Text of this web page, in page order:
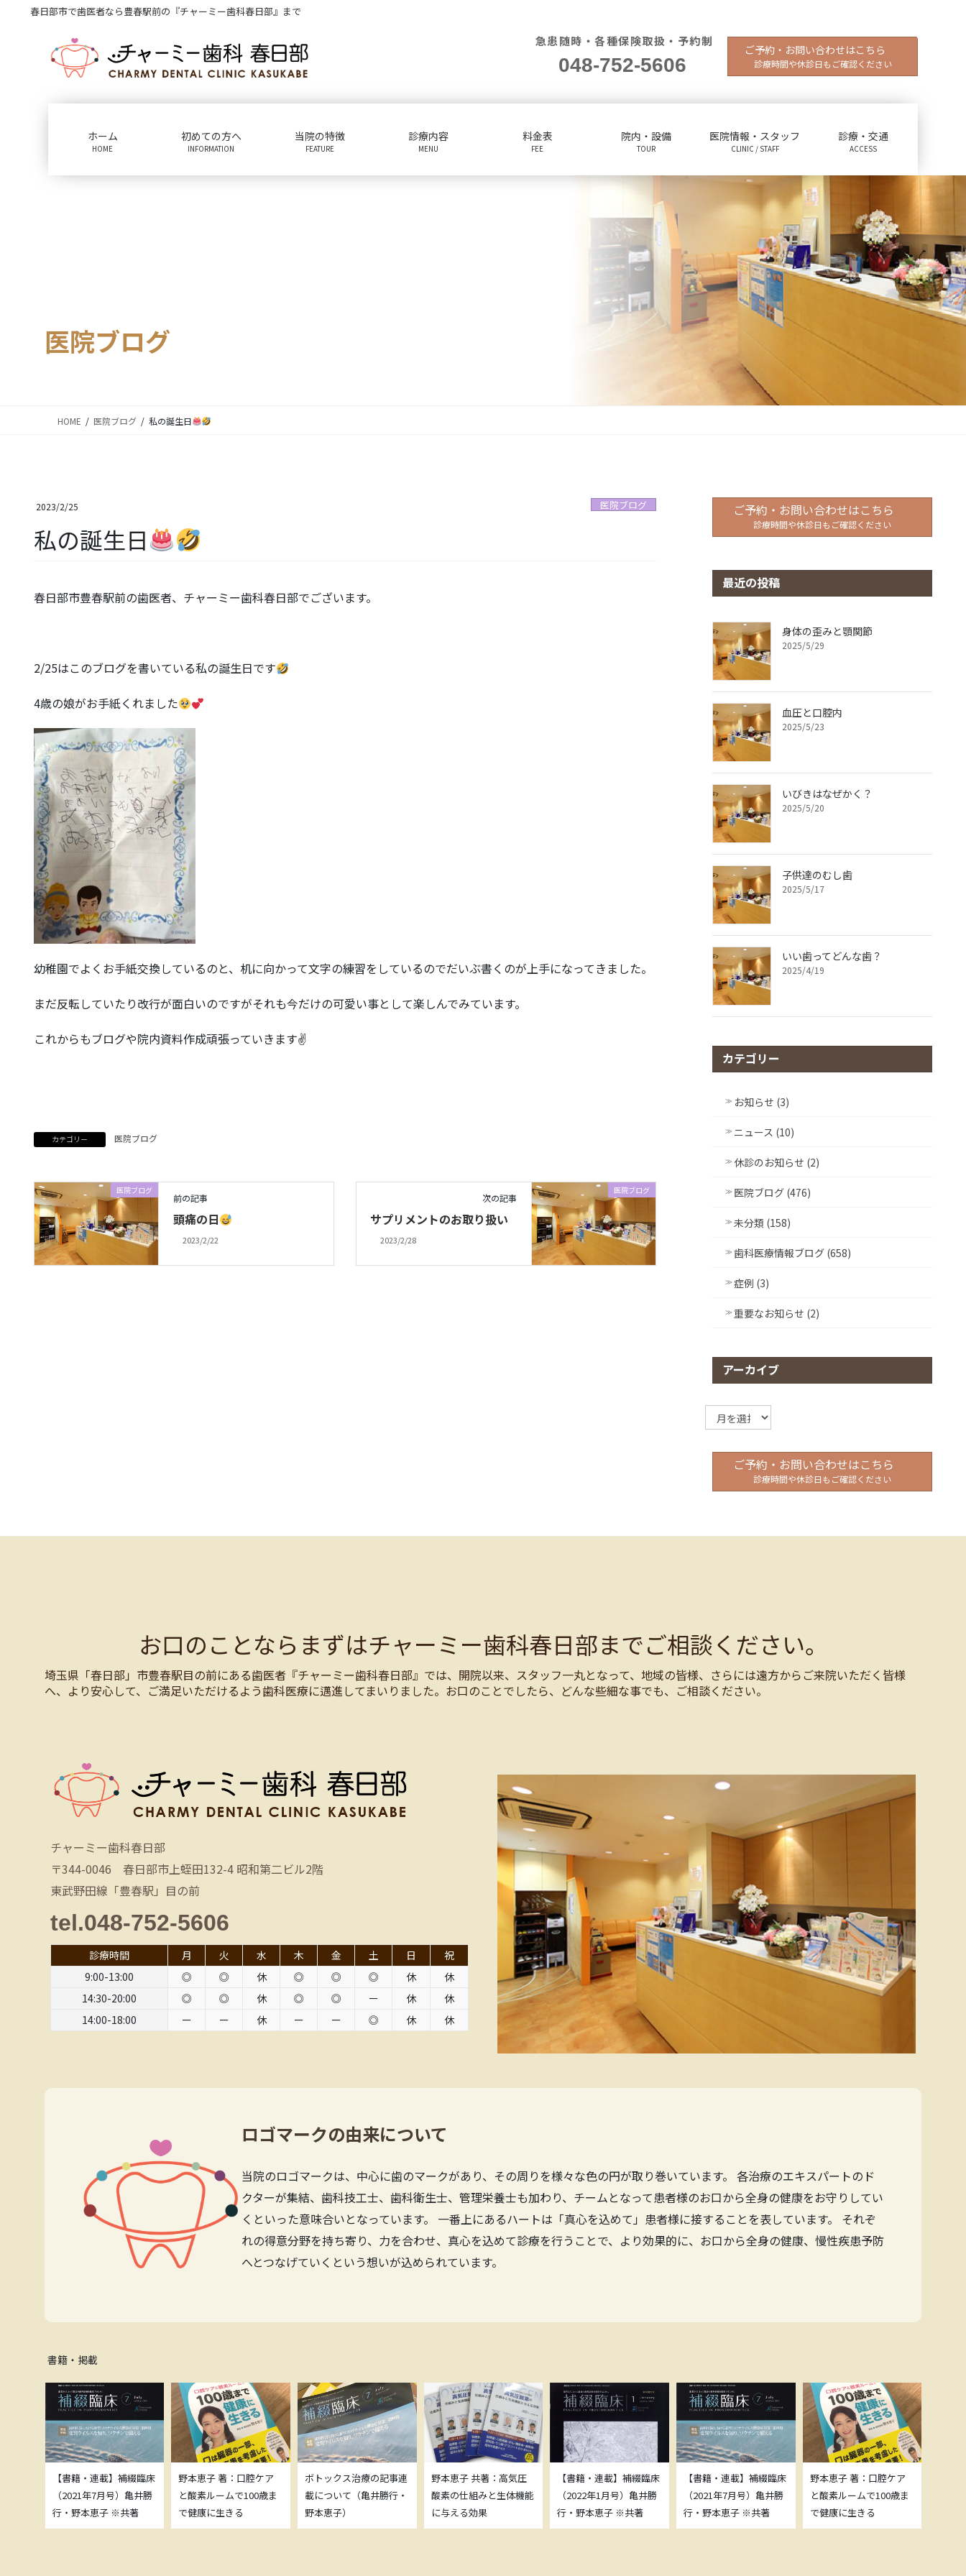
春日部市で歯医者なら豊春駅前の『チャーミー歯科春日部』まで
急患随時・各種保険取扱・予約制
048-752-5606
ご予約・お問い合わせはこちら
診療時間や休診日もご確認ください
ホーム
HOME
初めての方へ
INFORMATION
当院の特徴
FEATURE
診療内容
MENU
料金表
FEE
院内・設備
TOUR
医院情報・スタッフ
CLINIC / STAFF
診療・交通
ACCESS
医院ブログ
HOME 医院ブログ 私の誕生日
2023/2/25 医院ブログ
私の誕生日
春日部市豊春駅前の歯医者、チャーミー歯科春日部でございます。
2/25はこのブログを書いている私の誕生日です
4歳の娘がお手紙くれました
幼稚園でよくお手紙交換しているのと、机に向かって文字の練習をしているのでだいぶ書くのが上手になってきました。
まだ反転していたり改行が面白いのですがそれも今だけの可愛い事として楽しんでみています。
これからもブログや院内資料作成頑張っていきます✌️
カテゴリー 医院ブログ
医院ブログ
前の記事
頭痛の日
2023/2/22
医院ブログ
次の記事
サプリメントのお取り扱い
2023/2/28
ご予約・お問い合わせはこちら
診療時間や休診日もご確認ください
最近の投稿
身体の歪みと顎関節
2025/5/29
血圧と口腔内
2025/5/23
いびきはなぜかく？
2025/5/20
子供達のむし歯
2025/5/17
いい歯ってどんな歯？
2025/4/19
カテゴリー
お知らせ (3)
ニュース (10)
休診のお知らせ (2)
医院ブログ (476)
未分類 (158)
歯科医療情報ブログ (658)
症例 (3)
重要なお知らせ (2)
アーカイブ
ア
ー
イ
ご予約・お問い合わせはこちら
診療時間や休診日もご確認ください
お口のことならまずはチャーミー歯科春日部までご相談ください。
埼玉県「春日部」市豊春駅目の前にある歯医者『チャーミー歯科春日部』では、開院以来、スタッフ一丸となって、地域の皆様、さらには遠方からご来院いただく皆様
へ、より安心して、ご満足いただけるよう歯科医療に邁進してまいりました。お口のことでしたら、どんな些細な事でも、ご相談ください。
チャーミー歯科春日部
〒344-0046 春日部市上蛭田132-4 昭和第二ビル2階
東武野田線「豊春駅」目の前
tel.048-752-5606
診療時間 月 火 水 木 金 土 日
祝
9:00-13:00
◎ ◎ 休 ◎ ◎ ◎ 休
休
14:30-20:00
◎ ◎ 休 ◎ ◎ ー 休
休
14:00-18:00
ー ー 休 ー ー ◎ 休 休
ロゴマークの由来について
当院のロゴマークは、中心に歯のマークがあり、その周りを様々な色の円が取り巻いています。 各治療のエキスパートのド
クターが集結、歯科技工士、歯科衛生士、管理栄養士も加わり、チームとなって患者様のお口から全身の健康をお守りしてい
くといった意味合いとなっています。 一番上にあるハートは「真心を込めて」患者様に接することを表しています。 それぞ
れの得意分野を持ち寄り、力を合わせ、真心を込めて診療を行うことで、より効果的に、お口から全身の健康、慢性疾患予防
へとつなげていくという想いが込められています。
書籍・掲載
【書籍・連載】補綴臨床
（2021年7月号）亀井勝
行・野本恵子 ※共著
野本恵子 著：口腔ケア
と酸素ルームで100歳ま
で健康に生きる
ボトックス治療の記事連
載について（亀井勝行・
野本恵子）
野本恵子 共著：高気圧
酸素の仕組みと生体機能
に与える効果
【書籍・連載】補綴臨床
（2022年1月号）亀井勝
行・野本恵子 ※共著
【書籍・連載】補綴臨床
（2021年7月号）亀井勝
行・野本恵子 ※共著
野本恵子 著：口腔ケア
と酸素ルームで100歳ま
で健康に生きる